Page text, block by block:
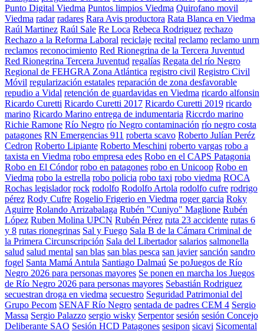
Punto Digital Viedma Puntos limpios Viedma Quirofano movil
Viedma radar radares Rara Avis productora Rata Blanca en Viedma
Raúl Martinez Raúl Sale Re Loca Rebeca Rodriguez rechazo
Rechazo a la Reforma Laboral reciclaje recital reclamo reclamo unrn
reclamos reconocimiento Red Rionegrina de la Tercera Juventud
Red Rionegrina Tercera Juventud regalías Regata del río Negro
Regional de FEHGRA Zona Atlántica registro civil Registro Civil
Móvil regularización estatales reparación de zona desfavorable
repudio a Vidal retención de guardavidas en Viedma ricardo alfonsin
Ricardo Curetti Ricardo Curetti 2017 Ricardo Curetti 2019 ricardo
marino Ricardo Marino entrega de indumentaria Riccrdo marino
Richie Ramone Río Negro río Negro contaminación río negro costa
patagones RN Emergencias 911 roberta scavo Roberto Julían Peréz
Cedron Roberto Lipiante Roberto Meschini roberto vargas robo a
taxista en Viedma robo empresa edes Robo en el CAPS Patagonia
Robo en El Cóndor robo en patagones robo en Unicoop Robo en
Viedma robo la estrella robo policia robo taxi robo viedma ROCA
Rochas legislador rock rodolfo Rodolfo Artola rodolfo cufre rodrigo
pérez Rody Cufre Rogelio Frigerio en Viedma roger garcia Roky
Aguirre Rolando Arrizabalaga Rubén "Cuniyo" Maglione Rubén
López Ruben Molina UPCN Rubén Pérez ruta 23 accidente rutas 6
y 8 rutas rionegrinas Sal y Fuego Sala B de la Cámara Criminal de
la Primera Circunscripción Sala del Libertador salarios salmonella
salud salud mental san blas san blas pesca san javier sanción sandro
fogel Santa Mamá Antula Santiago Dalmaú Se poJuegos de Río
Negro 2026 para personas mayores Se ponen en marcha los Juegos
de Río Negro 2026 para personas mayores Sebastián Rodriguez
secuestran droga en viedma secuestro Seguridad Patrimonial del
Grupo Pecom SENAF Río Negro sentada de padres CEM 4 Sergio
Massa Sergio Palazzo sergio wisky Serpentor sesión sesión Concejo
Deliberante SAO Sesión HCD Patagones sesipon sicavi Sicomental